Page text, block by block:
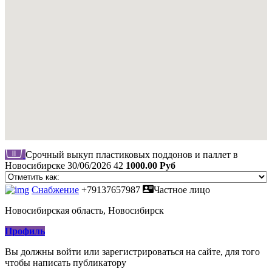
Срочный выкуп пластиковых поддонов и паллет в
Новосибирске 30/06/2026 42 1000.00 Руб
Снабжение +79137657987
Частное лицо
Новосибирская область, Новосибирск
Профиль
Вы должны войти или зарегистрироваться на сайте, для того
чтобы написать публикатору